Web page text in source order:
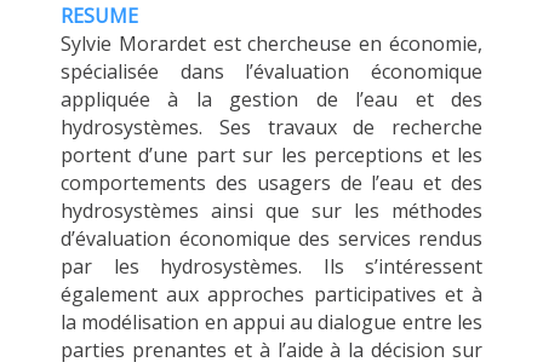
MÉTHODES ET OUTILS
LOGICIELS
PUBLICATIONS SUR HAL
HDR
THÈSES
WORKING PAPERS
NOTES THÉMATIQUES
NOS TRAVAUX EN VIDÉO
RESUME
Sylvie Morardet est chercheuse en économie,
spécialisée dans l’évaluation économique
appliquée à la gestion de l’eau et des
hydrosystèmes. Ses travaux de recherche
portent d’une part sur les perceptions et les
comportements des usagers de l’eau et des
hydrosystèmes ainsi que sur les méthodes
d’évaluation économique des services rendus
par les hydrosystèmes. Ils s’intéressent
également aux approches participatives et à
la modélisation en appui au dialogue entre les
parties prenantes et à l’aide à la décision sur